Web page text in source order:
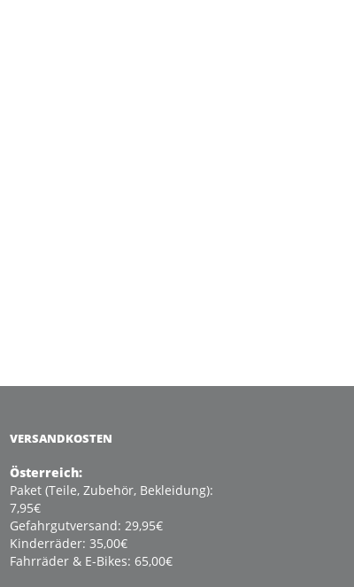
VERSANDKOSTEN
Österreich:
Paket (Teile, Zubehör, Bekleidung):
7,95€
Gefahrgutversand: 29,95€
Kinderräder: 35,00€
Fahrräder & E-Bikes: 65,00€